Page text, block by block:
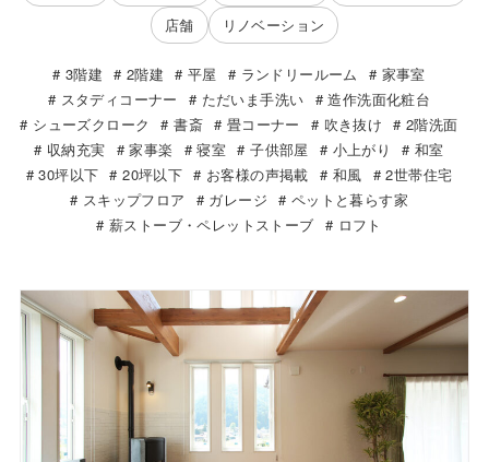
店舗
リノベーション
3階建 2階建 平屋 ランドリールーム
家事室
スタディコーナー
ただいま手洗い
造作洗面化粧台
シューズクローク
書斎 畳コーナー 吹き抜け
2階洗面
収納充実
家事楽 寝室 子供部屋 小上がり
和室
30坪以下
20坪以下 お客様の声掲載 和風
2世帯住宅
スキップフロア
ガレージ
ペットと暮らす家
薪ストーブ・ペレットストーブ
ロフト